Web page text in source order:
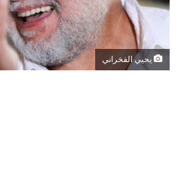
يحيي الفخراني